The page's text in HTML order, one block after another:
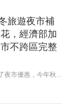
旅遊夜市補
，經濟部加
不跨區完整
夜市優惠，今年秋...